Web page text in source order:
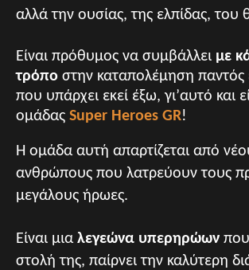
αλλά την ουσίας, της ελπίδας, του
Είναι πρόθυμος να συμβάλλει με
τρόπο στην καταπολέμηση παντός
που υπάρχει εκεί έξω, γι’αυτό και
ομάδας Super Heroes GR!
Η ομάδα αυτή απαρτίζεται από
ανθρώπους που λατρεύουν τους
μεγάλους ήρωες.
Είναι μια λεγεώνα υπερηρώων
στολή της, παίρνει την καλύτερη